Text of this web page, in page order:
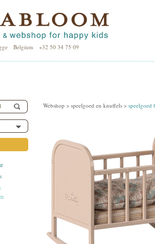
Belgium +32 50 34 75 09
Webshop > speelgoed en knuffels > speelgoed